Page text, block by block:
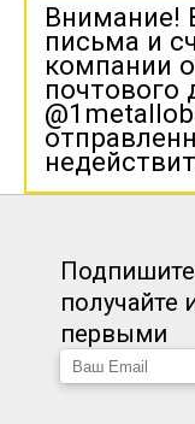
Внимание!
письма и
компании
почтового
первыми